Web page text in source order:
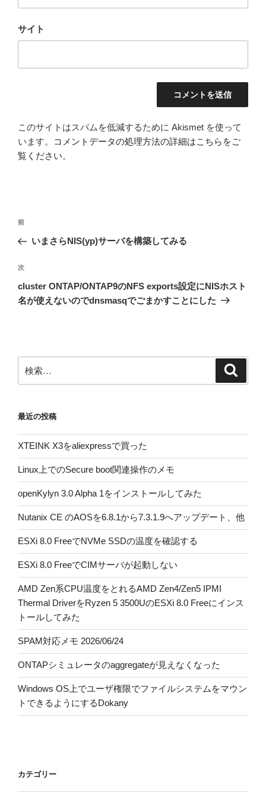
サイト
このサイトはスパムを低減するために Akismet を使って
います。
コメントデータの処理方法の詳細はこちらをご
覧ください。
投
ナ
ビ
ゲ
ー
前
の
稿
前
いまさらNIS(yp)サーバを構築してみる
次
の
投
次
cluster ONTAP/ONTAP9のNFS exports設定にNISホスト
名が使えないのでdnsmasqでごまかすことにした
索:
最近の投稿
XTEINK X3をaliexpressで買った
Linux上でのSecure boot関連操作のメモ
openKylyn 3.0 Alpha 1をインストールしてみた
Nutanix CE のAOSを6.8.1から7.3.1.9へアップデート、他
ESXi 8.0 FreeでNVMe SSDの温度を確認する
ESXi 8.0 FreeでCIMサーバが起動しない
AMD Zen系CPU温度をとれるAMD Zen4/Zen5 IPMI
Thermal DriverをRyzen 5 3500UのESXi 8.0 Freeにインス
トールしてみた
SPAM対応メモ 2026/06/24
ONTAPシミュレータのaggregateが見えなくなった
Windows OS上でユーザ権限でファイルシステムをマウン
トできるようにするDokany
カテゴリー